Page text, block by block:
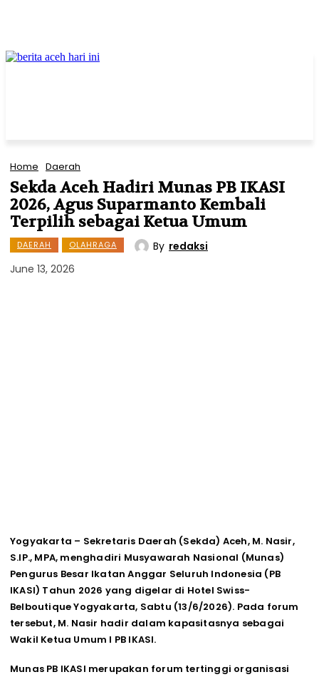
Home Daerah
Sekda Aceh Hadiri Munas PB IKASI
2026, Agus Suparmanto Kembali
Terpilih sebagai Ketua Umum
DAERAH OLAHRAGA By redaksi
June 13, 2026
Yogyakarta – Sekretaris Daerah (Sekda) Aceh, M. Nasir,
S.IP., MPA, menghadiri Musyawarah Nasional (Munas)
Pengurus Besar Ikatan Anggar Seluruh Indonesia (PB
IKASI) Tahun 2026 yang digelar di Hotel Swiss-
Belboutique Yogyakarta, Sabtu (13/6/2026). Pada forum
tersebut, M. Nasir hadir dalam kapasitasnya sebagai
Wakil Ketua Umum I PB IKASI.
Munas PB IKASI merupakan forum tertinggi organisasi